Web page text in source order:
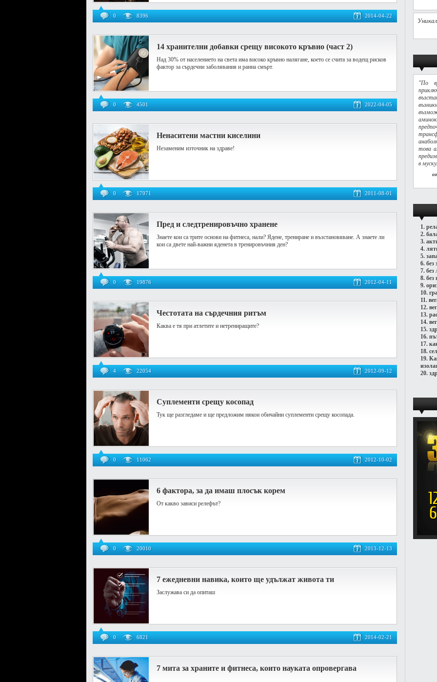
0 8396 2014-04-22
14 хранителни добавки срещу високото кръвно (част 2)
Над 30% от населението на света има високо кръвно налягане, което се счита за водещ рисков
фактор за сърдечни заболявания и ранна смърт.
0 4501 2022-04-05
Ненаситени мастни киселини
Незаменим източник на здраве!
0 17971 2011-08-01
Пред и следтренировъчно хранене
Знаете кои са трите основи на фитнеса, нали? Ядене, трениране и възстановяване. А знаете ли
кои са двете най-важни яденета в тренировъчния ден?
0 19876 2012-04-11
Честотата на сърдечния ритъм
Каква е тя при атлетите и нетрениращите?
4 22054 2012-09-12
Суплементи срещу косопад
Тук ще разгледаме и ще предложим някои обичайни суплементи срещу косопада.
0 11062 2012-10-02
6 фактора, за да имаш плосък корем
От какво зависи релефът?
0 20010 2013-12-13
7 ежедневни навика, които ще удължат живота ти
Заслужава си да опиташ
0 6821 2014-02-21
7 мита за храните и фитнеса, които науката опровергава
"По
това
в
1.
2.
3.
4.
5.
6. без
7. без
8. без
9.
10.
11.
12.
13.
14.
15.
16.
17.
18.
19.
20.